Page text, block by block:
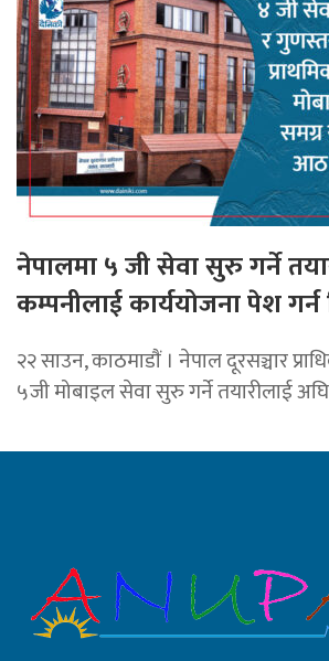
नेपालमा ५ जी सेवा सुरु गर्ने
कम्पनीलाई कार्ययोजना पेश गर्न
२२ साउन, काठमाडाैं । नेपाल दूरसञ्चार
५जी मोबाइल सेवा सुरु गर्ने तयारीलाई